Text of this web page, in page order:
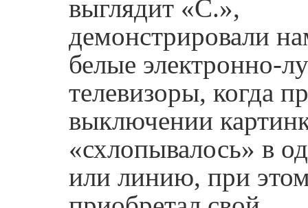
выглядит «С.»,
демонстрировали
белые электронно-
телевизоры, когда
выключении
«схлопывалось» в
или линию, при